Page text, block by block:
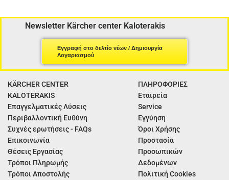
Newsletter Kärcher center Kaloterakis
Εγγραφή στο δελτίο νέων / Δημιουργία
Λογαριασμού
KÄRCHER CENTER
KALOTERAKIS
Επαγγελματικές Λύσεις
Περιβαλλοντική Ευθύνη
Συχνές ερωτήσεις - FAQs
Επικοινωνία
Θέσεις Εργασίας
Τρόποι Πληρωμής
Τρόποι Αποστολής
ΠΛΗΡΟΦΟΡΙΕΣ
Εταιρεία
Service
Εγγύηση
Όροι Χρήσης
Προστασία
Προσωπικών
Δεδομένων
Πολιτική Cookies